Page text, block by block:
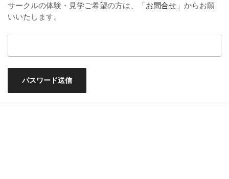
サークルの体験・見学ご希望の方は、「お問合せ 」からお願
いいたします。